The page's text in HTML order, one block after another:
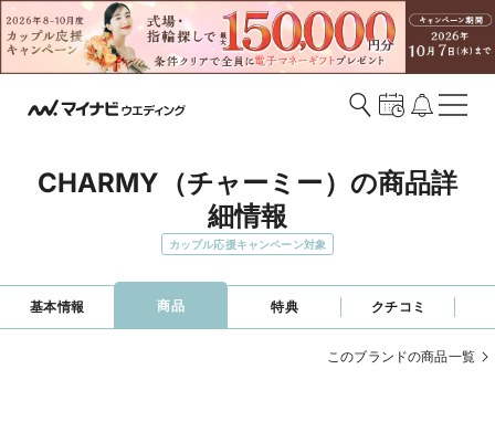
CHARMY（チャーミー）の商品詳
細情報
カップル応援キャンペーン対象
基本情報 商品 特典 クチコミ
このブランドの商品一覧